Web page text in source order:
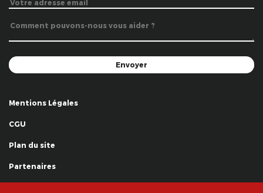
Mentions Légales
CGU
Plan du site
Partenaires